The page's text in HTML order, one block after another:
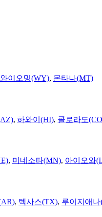
와이오밍(WY), 몬타나(MT)
, 하와이(HI), 콜로라도
, 미네소타(MN), 아이오와
, 텍사스(TX), 루이지애